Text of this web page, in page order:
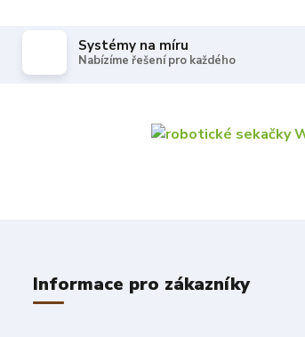
Systémy na míru
Nabízíme řešení pro každého
Informace pro zákazníky